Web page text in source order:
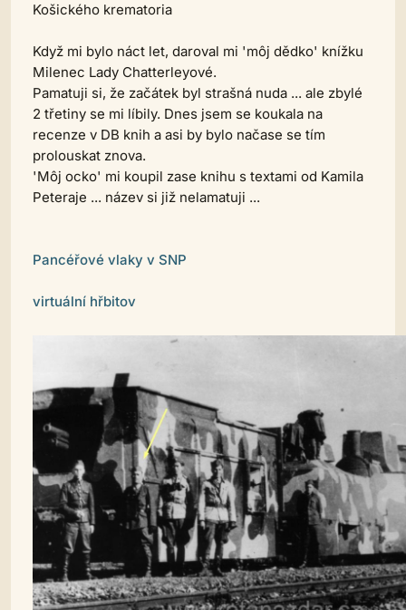
Košického krematoria
Když mi bylo náct let, daroval mi 'môj dědko' knížku
Milenec Lady Chatterleyové.
Pamatuji si, že začátek byl strašná nuda ... ale zbylé
2 třetiny se mi líbily. Dnes jsem se koukala na
recenze v DB knih a asi by bylo načase se tím
prolouskat znova.
'Môj ocko' mi koupil zase knihu s textami od Kamila
Peteraje ... název si již nelamatuji ...
Pancéřové vlaky v SNP
virtuální hřbitov